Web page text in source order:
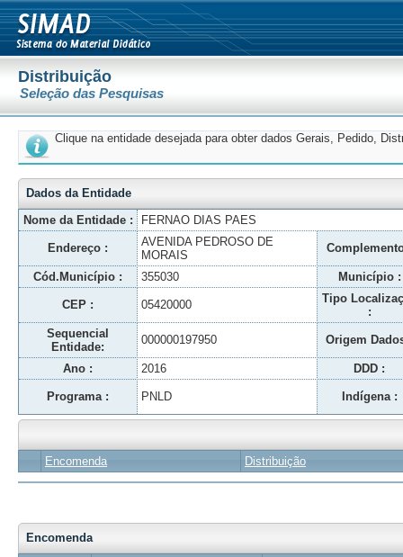
Distribuição
Seleção das Pesquisas
Clique na entidade desejada para obter dados Gerais, Pedido,
Dados da Entidade
Nome da Entidade :
FERNAO DIAS PAES
Endereço :
AVENIDA PEDROSO DE
MORAIS
Cód.Município : 355030 Município :
CEP : 05420000
Tipo
:
Sequencial
Entidade:
000000197950 Origem
Ano : 2016 DDD :
Programa : PNLD Indígena :
Encomenda Distribuição
Encomenda